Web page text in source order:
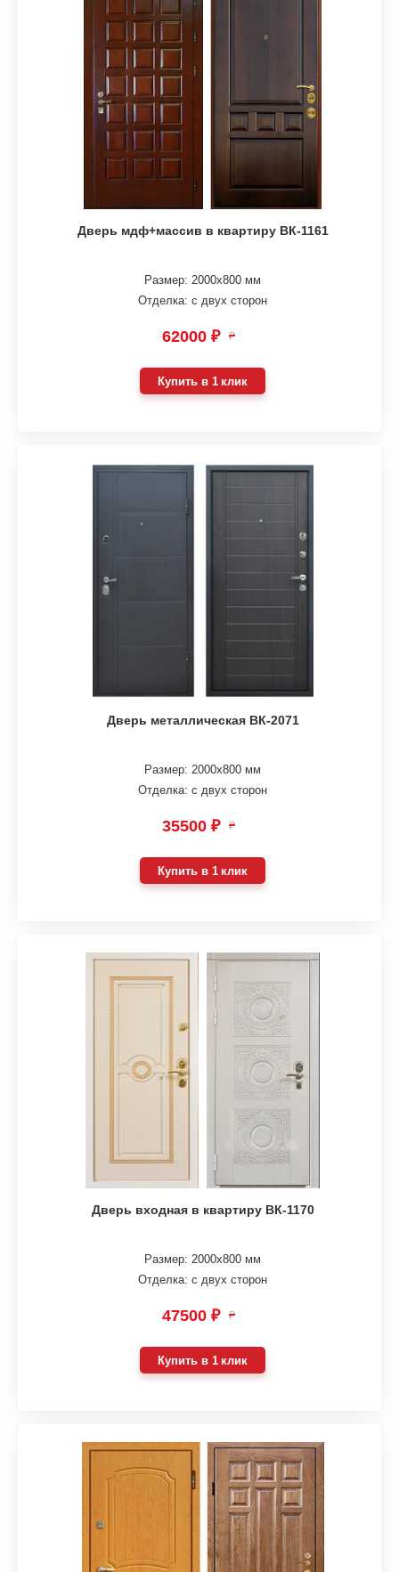
Дверь мдф+массив в квартиру ВК-1161
Размер: 2000х800 мм
Отделка: с двух сторон
62000 ₽ ₽
Купить в 1 клик
Дверь металлическая ВК-2071
Размер: 2000х800 мм
Отделка: с двух сторон
35500 ₽ ₽
Купить в 1 клик
Дверь входная в квартиру ВК-1170
Размер: 2000х800 мм
Отделка: с двух сторон
47500 ₽ ₽
Купить в 1 клик